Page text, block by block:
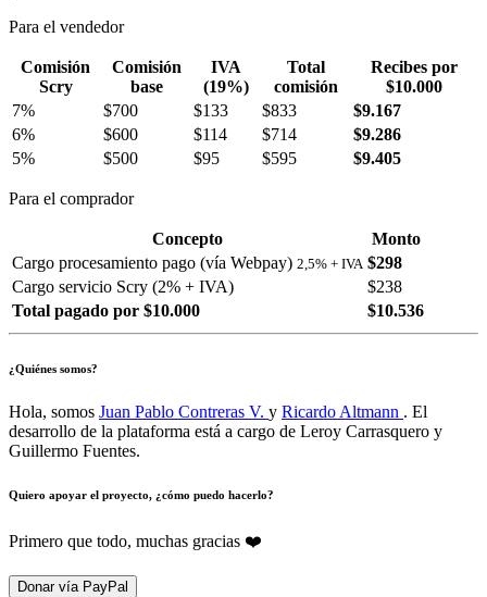
Para el vendedor
Comisión
Scry
Comisión
base
IVA
(19%)
Total
comisión
Recibes por
$10.000
7%
$700 $133 $833
$9.167
6%
$600 $114 $714
$9.286
5%
$500 $95 $595 $9.405
Para el comprador
Concepto
Monto
Cargo procesamiento pago (vía Webpay) 2,5% + IVA $298
Cargo servicio Scry (2% + IVA)
$238
Total pagado por $10.000
$10.536
¿Quiénes somos?
Hola, somos Juan Pablo Contreras V. y Ricardo Altmann . El
desarrollo de la plataforma está a cargo de Leroy Carrasquero y
Guillermo Fuentes.
Quiero apoyar el proyecto, ¿cómo puedo hacerlo?
Primero que todo, muchas gracias ❤️
Donar vía PayPal